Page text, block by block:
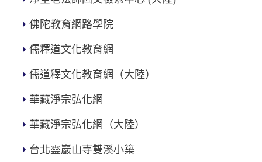
佛陀教育網路學院
儒釋道文化教育網
儒道釋文化教育網（大陸）
華藏淨宗弘化網
華藏淨宗弘化網（大陸）
台北靈巖山寺雙溪小築